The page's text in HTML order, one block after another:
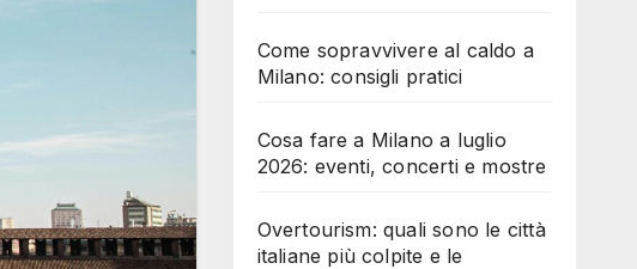
Come sopravvivere al caldo a
Milano: consigli pratici
Cosa fare a Milano a luglio
2026: eventi, concerti e mostre
Overtourism: quali sono le città
italiane più colpite e le